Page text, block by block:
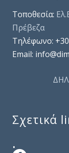
Τοποθεσία:
Πρέβεζα
Τηλέφωνo:
Email:
Σχετικά
.